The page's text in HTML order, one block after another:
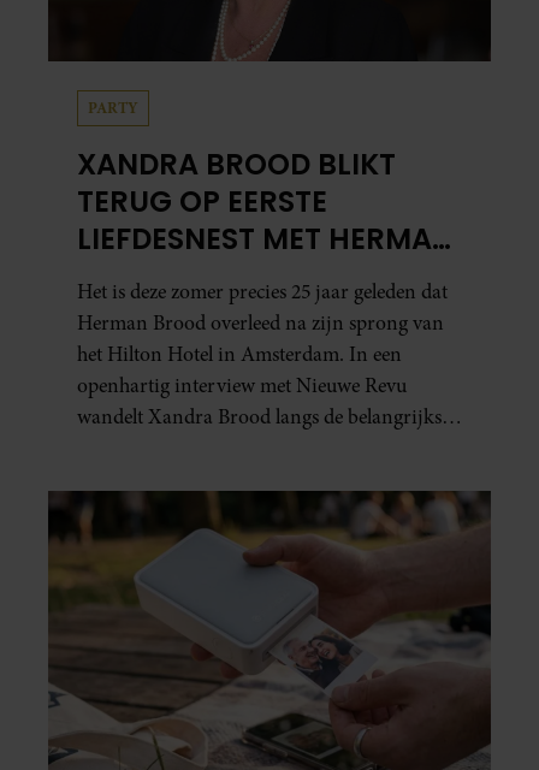
PARTY
XANDRA BROOD BLIKT
TERUG OP EERSTE
LIEFDESNEST MET HERMAN
BROOD: “HIER IS LOLA
GEBOREN”
Het is deze zomer precies 25 jaar geleden dat
Herman Brood overleed na zijn sprong van
het Hilton Hotel in Amsterdam. In een
openhartig interview met Nieuwe Revu
wandelt Xandra Brood langs de belangrijkste
Leidsedwarsstraat roept een stortvloed aan
herinneringen op. Daar begon hun leven
samen en werd dochter Lola geboren.